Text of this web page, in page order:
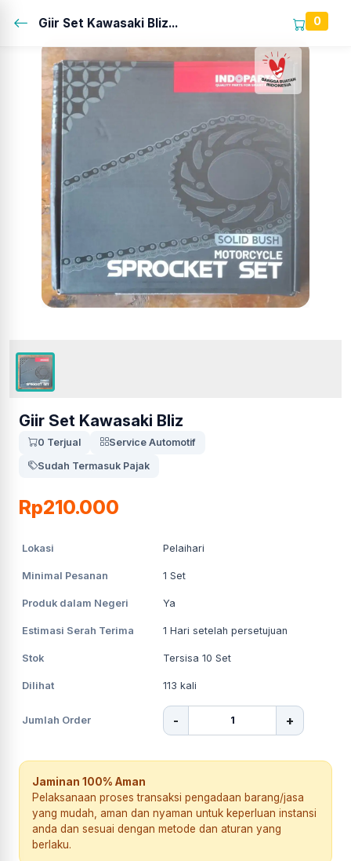
Giir Set Kawasaki Bliz... 0
Giir Set Kawasaki Bliz
0 Terjual
Service Automotif
Sudah Termasuk Pajak
Rp210.000
Lokasi Pelaihari
Minimal Pesanan 1 Set
Produk dalam Negeri Ya
Estimasi Serah Terima 1 Hari setelah persetujuan
Stok Tersisa 10 Set
Dilihat 113 kali
Jumlah Order - +
Jaminan 100% Aman
Pelaksanaan proses transaksi pengadaan barang/jasa
yang mudah, aman dan nyaman untuk keperluan instansi
anda dan sesuai dengan metode dan aturan yang
berlaku.